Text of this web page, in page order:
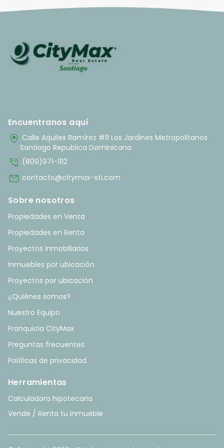
Encuentranos aquí
home_pin Calle Aquiles Ramírez #11 Los Jardines Metropolitanos
Santiago Republica Dominicana
phone_in_talk (809)971-1112
mail contacto@citymax-sti.com
Sobre nosotros
Propiedades en Venta
Propiedades en Renta
Proyectos Inmobiliarios
Inmuebles por ubicación
Proyectos por ubicación
¿Quiénes somos?
Nuestro Equipo
Franquicia CityMax
Preguntas frecuentes
Políticas de privacidad
Herramientas
Calculadora hipotecaria
Vende / Renta tu inmueble